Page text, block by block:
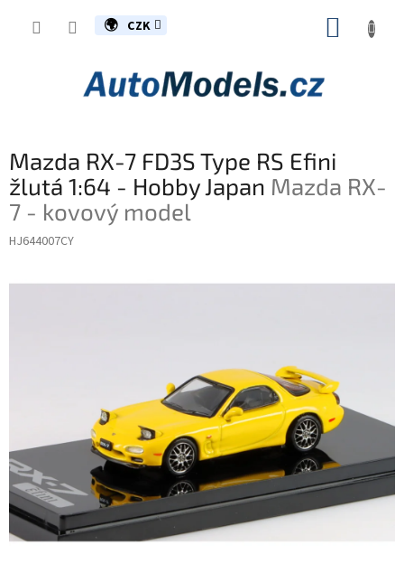
CZK
Mazda RX-7 FD3S Type RS Efini
žlutá 1:64 - Hobby Japan Mazda RX-
7 - kovový model
HJ644007CY